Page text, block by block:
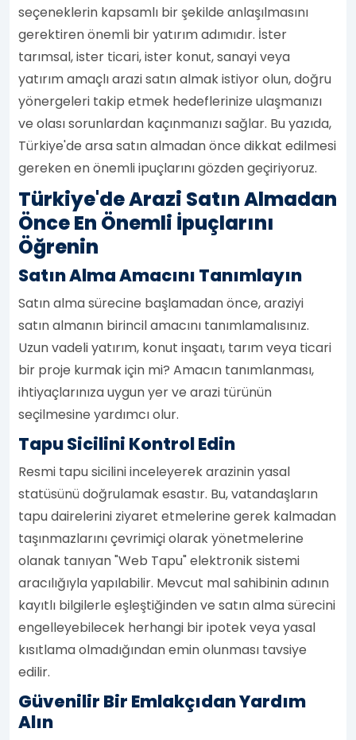
seçeneklerin kapsamlı bir şekilde anlaşılmasını
gerektiren önemli bir yatırım adımıdır. İster
tarımsal, ister ticari, ister konut, sanayi veya
yatırım amaçlı arazi satın almak istiyor olun, doğru
yönergeleri takip etmek hedeflerinize ulaşmanızı
ve olası sorunlardan kaçınmanızı sağlar. Bu yazıda,
Türkiye'de arsa satın almadan önce dikkat edilmesi
gereken en önemli ipuçlarını gözden geçiriyoruz.
Türkiye'de Arazi Satın Almadan
Önce En Önemli İpuçlarını
Öğrenin
Satın Alma Amacını Tanımlayın
Satın alma sürecine başlamadan önce, araziyi
satın almanın birincil amacını tanımlamalısınız.
Uzun vadeli yatırım, konut inşaatı, tarım veya ticari
bir proje kurmak için mi? Amacın tanımlanması,
ihtiyaçlarınıza uygun yer ve arazi türünün
seçilmesine yardımcı olur.
Tapu Sicilini Kontrol Edin
Resmi tapu sicilini inceleyerek arazinin yasal
statüsünü doğrulamak esastır. Bu, vatandaşların
tapu dairelerini ziyaret etmelerine gerek kalmadan
taşınmazlarını çevrimiçi olarak yönetmelerine
olanak tanıyan "Web Tapu" elektronik sistemi
aracılığıyla yapılabilir. Mevcut mal sahibinin adının
kayıtlı bilgilerle eşleştiğinden ve satın alma sürecini
engelleyebilecek herhangi bir ipotek veya yasal
kısıtlama olmadığından emin olunması tavsiye
edilir.
Güvenilir Bir Emlakçıdan Yardım
Alın